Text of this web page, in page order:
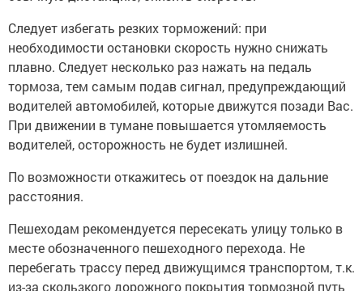
Следует избегать резких торможений: при
необходимости остановки скорость нужно снижать
плавно. Следует несколько раз нажать на педаль
тормоза, тем самым подав сигнал, предупреждающий
водителей автомобилей, которые движутся позади Вас.
При движении в тумане повышается утомляемость
водителей, осторожность не будет излишней.
По возможности откажитесь от поездок на дальние
расстояния.
Пешеходам рекомендуется пересекать улицу только в
месте обозначенного пешеходного перехода. Не
перебегать трассу перед движущимся транспортом, т.к.
из-за скользкого дорожного покрытия тормозной путь